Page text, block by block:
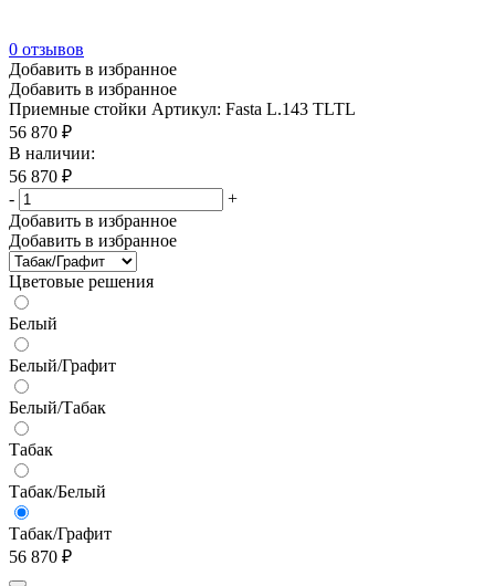
0 отзывов
Добавить в избранное
Добавить в избранное
Приемные стойки Артикул: Fasta L.143 TLTL
56 870 ₽
В наличии:
56 870 ₽
-
+
Добавить в избранное
Добавить в избранное
Цветовые решения
Белый
Белый/Графит
Белый/Табак
Табак
Табак/Белый
Табак/Графит
56 870 ₽